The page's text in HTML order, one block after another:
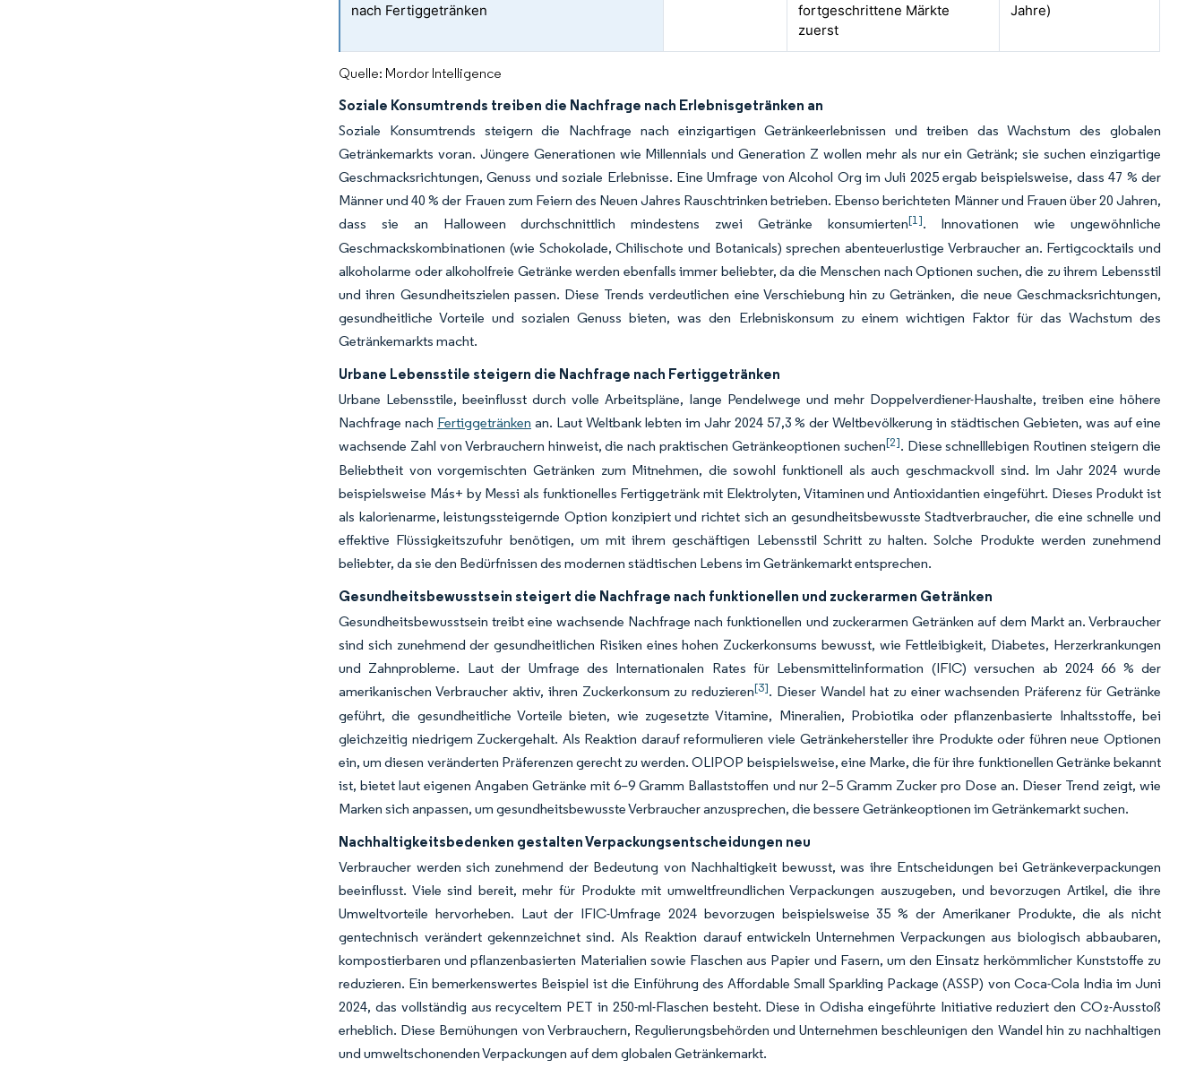
nach Fertiggetränken
fortgeschrittene Märkte
zuerst
Jahre)
Quelle: Mordor Intelligence
Soziale Konsumtrends treiben die Nachfrage nach Erlebnisgetränken an
Soziale Konsumtrends steigern die Nachfrage nach einzigartigen Getränkeerlebnissen und treiben das Wachstum des globalen
Getränkemarkts voran. Jüngere Generationen wie Millennials und Generation Z wollen mehr als nur ein Getränk; sie suchen einzigartige
Geschmacksrichtungen, Genuss und soziale Erlebnisse. Eine Umfrage von Alcohol Org im Juli 2025 ergab beispielsweise, dass 47 % der
Männer und 40 % der Frauen zum Feiern des Neuen Jahres Rauschtrinken betrieben. Ebenso berichteten Männer und Frauen über 20 Jahren,
dass sie an Halloween durchschnittlich mindestens zwei Getränke konsumierten[1]. Innovationen wie ungewöhnliche
Geschmackskombinationen (wie Schokolade, Chilischote und Botanicals) sprechen abenteuerlustige Verbraucher an. Fertigcocktails und
alkoholarme oder alkoholfreie Getränke werden ebenfalls immer beliebter, da die Menschen nach Optionen suchen, die zu ihrem Lebensstil
und ihren Gesundheitszielen passen. Diese Trends verdeutlichen eine Verschiebung hin zu Getränken, die neue Geschmacksrichtungen,
gesundheitliche Vorteile und sozialen Genuss bieten, was den Erlebniskonsum zu einem wichtigen Faktor für das Wachstum des
Getränkemarkts macht.
Urbane Lebensstile steigern die Nachfrage nach Fertiggetränken
Urbane Lebensstile, beeinflusst durch volle Arbeitspläne, lange Pendelwege und mehr Doppelverdiener-Haushalte, treiben eine höhere
Nachfrage nach Fertiggetränken an. Laut Weltbank lebten im Jahr 2024 57,3 % der Weltbevölkerung in städtischen Gebieten, was auf eine
wachsende Zahl von Verbrauchern hinweist, die nach praktischen Getränkeoptionen suchen[2]. Diese schnelllebigen Routinen steigern die
Beliebtheit von vorgemischten Getränken zum Mitnehmen, die sowohl funktionell als auch geschmackvoll sind. Im Jahr 2024 wurde
beispielsweise Más+ by Messi als funktionelles Fertiggetränk mit Elektrolyten, Vitaminen und Antioxidantien eingeführt. Dieses Produkt ist
als kalorienarme, leistungssteigernde Option konzipiert und richtet sich an gesundheitsbewusste Stadtverbraucher, die eine schnelle und
effektive Flüssigkeitszufuhr benötigen, um mit ihrem geschäftigen Lebensstil Schritt zu halten. Solche Produkte werden zunehmend
beliebter, da sie den Bedürfnissen des modernen städtischen Lebens im Getränkemarkt entsprechen.
Gesundheitsbewusstsein steigert die Nachfrage nach funktionellen und zuckerarmen Getränken
Gesundheitsbewusstsein treibt eine wachsende Nachfrage nach funktionellen und zuckerarmen Getränken auf dem Markt an. Verbraucher
sind sich zunehmend der gesundheitlichen Risiken eines hohen Zuckerkonsums bewusst, wie Fettleibigkeit, Diabetes, Herzerkrankungen
und Zahnprobleme. Laut der Umfrage des Internationalen Rates für Lebensmittelinformation (IFIC) versuchen ab 2024 66 % der
amerikanischen Verbraucher aktiv, ihren Zuckerkonsum zu reduzieren[3]. Dieser Wandel hat zu einer wachsenden Präferenz für Getränke
geführt, die gesundheitliche Vorteile bieten, wie zugesetzte Vitamine, Mineralien, Probiotika oder pflanzenbasierte Inhaltsstoffe, bei
gleichzeitig niedrigem Zuckergehalt. Als Reaktion darauf reformulieren viele Getränkehersteller ihre Produkte oder führen neue Optionen
ein, um diesen veränderten Präferenzen gerecht zu werden. OLIPOP beispielsweise, eine Marke, die für ihre funktionellen Getränke bekannt
ist, bietet laut eigenen Angaben Getränke mit 6–9 Gramm Ballaststoffen und nur 2–5 Gramm Zucker pro Dose an. Dieser Trend zeigt, wie
Marken sich anpassen, um gesundheitsbewusste Verbraucher anzusprechen, die bessere Getränkeoptionen im Getränkemarkt suchen.
Nachhaltigkeitsbedenken gestalten Verpackungsentscheidungen neu
Verbraucher werden sich zunehmend der Bedeutung von Nachhaltigkeit bewusst, was ihre Entscheidungen bei Getränkeverpackungen
beeinflusst. Viele sind bereit, mehr für Produkte mit umweltfreundlichen Verpackungen auszugeben, und bevorzugen Artikel, die ihre
Umweltvorteile hervorheben. Laut der IFIC-Umfrage 2024 bevorzugen beispielsweise 35 % der Amerikaner Produkte, die als nicht
gentechnisch verändert gekennzeichnet sind. Als Reaktion darauf entwickeln Unternehmen Verpackungen aus biologisch abbaubaren,
kompostierbaren und pflanzenbasierten Materialien sowie Flaschen aus Papier und Fasern, um den Einsatz herkömmlicher Kunststoffe zu
reduzieren. Ein bemerkenswertes Beispiel ist die Einführung des Affordable Small Sparkling Package (ASSP) von Coca-Cola India im Juni
2024, das vollständig aus recyceltem PET in 250-ml-Flaschen besteht. Diese in Odisha eingeführte Initiative reduziert den CO₂-Ausstoß
erheblich. Diese Bemühungen von Verbrauchern, Regulierungsbehörden und Unternehmen beschleunigen den Wandel hin zu nachhaltigen
und umweltschonenden Verpackungen auf dem globalen Getränkemarkt.